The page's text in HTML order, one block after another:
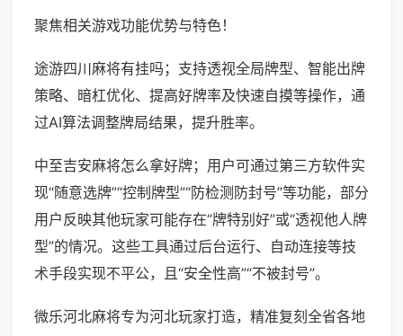
聚焦相关游戏功能优势与特色！
途游四川麻将有挂吗；支持透视全局牌型、智能出牌
策略、暗杠优化、提高好牌率及快速自摸等操作，通
过AI算法调整牌局结果，提升胜率。
中至吉安麻将怎么拿好牌；用户可通过第三方软件实
现“随意选牌”“控制牌型”“防检测防封号”等功能，部分
用户反映其他玩家可能存在“牌特别好”或“透视他人牌
型”的情况。这些工具通过后台运行、自动连接等技
术手段实现不平公，且“安全性高”“不被封号”。
微乐河北麻将专为河北玩家打造，精准复刻全省各地